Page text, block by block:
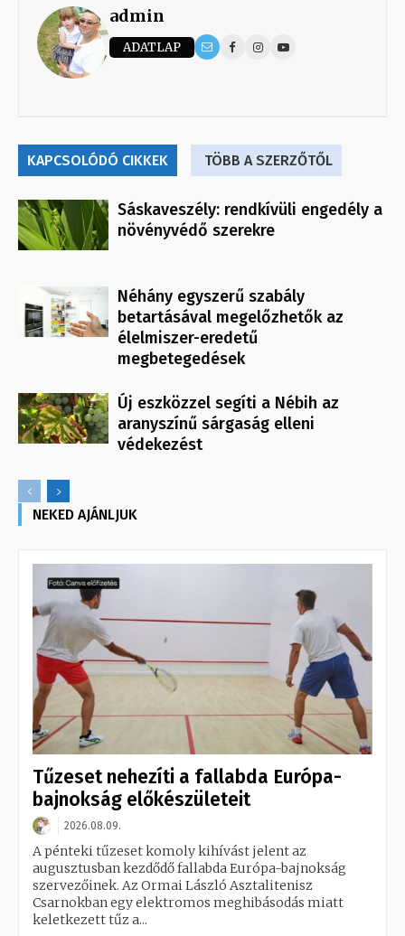
admin
ADATLAP
KAPCSOLÓDÓ CIKKEK TÖBB A SZERZŐTŐL
Sáskaveszély: rendkívüli engedély a
növényvédő szerekre
Néhány egyszerű szabály
betartásával megelőzhetők az
élelmiszer-eredetű
megbetegedések
Új eszközzel segíti a Nébih az
aranyszínű sárgaság elleni
védekezést
NEKED AJÁNLJUK
Tűzeset nehezíti a fallabda Európa-
bajnokság előkészületeit
2026.08.09.
A pénteki tűzeset komoly kihívást jelent az
augusztusban kezdődő fallabda Európa-bajnokság
szervezőinek. Az Ormai László Asztalitenisz
Csarnokban egy elektromos meghibásodás miatt
keletkezett tűz a...